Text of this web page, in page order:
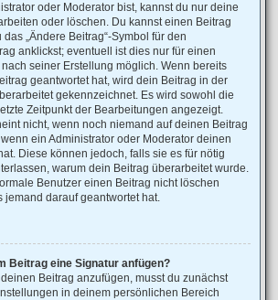
oder Moderator bist, kannst du nur deine
oder löschen. Du kannst einen Beitrag
„Ändere Beitrag“-Symbol für den
anklickst; eventuell ist dies nur für einen
seiner Erstellung möglich. Wenn bereits
geantwortet hat, wird dein Beitrag in der
gekennzeichnet. Es wird sowohl die
Zeitpunkt der Bearbeitungen angezeigt.
nicht, wenn noch niemand auf deinen Beitrag
ein Administrator oder Moderator deinen
Diese können jedoch, falls sie es für nötig
warum dein Beitrag überarbeitet wurde.
Benutzer einen Beitrag nicht löschen
jemand darauf geantwortet hat.
Beitrag eine Signatur anfügen?
Beitrag anzufügen, musst du zunächst
in deinem persönlichen Bereich